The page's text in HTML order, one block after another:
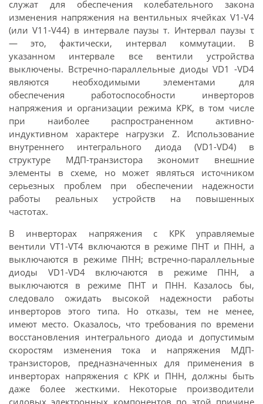
служат для обеспечения колебательного закона
изменения напряжения на вентильных ячейках V1-V4
(или V11-V44) в интервале паузы т. Интервал паузы τ
— это, фактически, интервал коммутации. В
указанном интервале все вентили устройства
выключены. Встречно-параллельные диоды VD1 -VD4
являются необходимыми элементами для
обеспечения работоспособности инверторов
напряжения и организации режима КРК, в том числе
при наиболее распространенном активно-
индуктивном характере нагрузки Z. Использование
внутреннего интегрального диода (VD1-VD4) в
структуре МДП-транзистора экономит внешние
элементы в схеме, но может являться источником
серьезных проблем при обеспечении надежности
работы реальных устройств на повышенных
частотах.
В инверторах напряжения с КРК управляемые
вентили VT1-VT4 включаются в режиме ПНТ и ПНН, а
выключаются в режиме ПНН; встречно-параллельные
диоды VD1-VD4 включаются в режиме ПНН, а
выключаются в режиме ПНТ и ПНН. Казалось бы,
следовало ожидать высокой надежности работы
инверторов этого типа. Но отказы, тем не менее,
имеют место. Оказалось, что требования по времени
восстановления интегрального диода и допустимым
скоростям изменения тока и напряжения МДП-
транзисторов, предназначенных для применения в
инверторах напряжения с КРК и ПНН, должны быть
даже более жесткими. Некоторые производители